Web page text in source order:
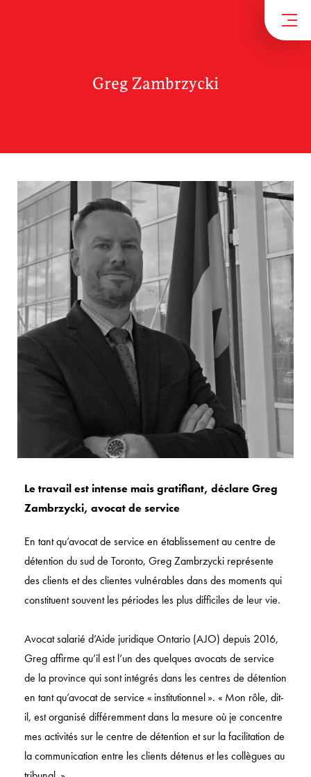
Greg Zambrzycki
Le travail est intense mais gratifiant, déclare Greg
Zambrzycki, avocat de service
En tant qu’avocat de service en établissement au centre de
détention du sud de Toronto, Greg Zambrzycki représente
des clients et des clientes vulnérables dans des moments qui
constituent souvent les périodes les plus difficiles de leur vie.
Avocat salarié d’Aide juridique Ontario (AJO) depuis 2016,
Greg affirme qu’il est l’un des quelques avocats de service
de la province qui sont intégrés dans les centres de détention
en tant qu’avocat de service « institutionnel ». « Mon rôle, dit-
il, est organisé différemment dans la mesure où je concentre
mes activités sur le centre de détention et sur la facilitation de
la communication entre les clients détenus et les collègues au